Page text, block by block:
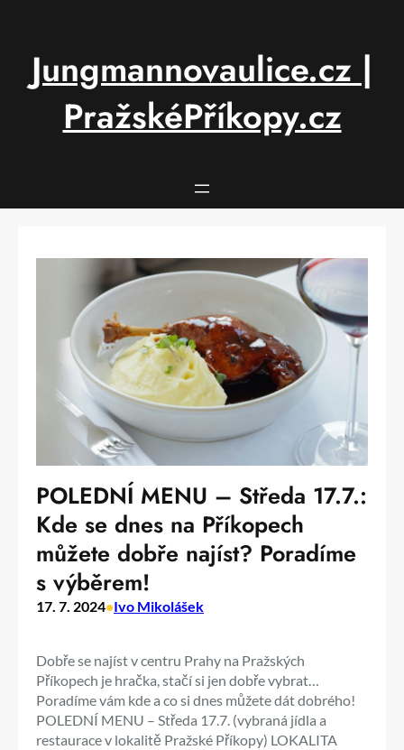
Jungmannovaulice.cz |
PražskéPříkopy.cz
POLEDNÍ MENU – Středa 17.7.:
Kde se dnes na Příkopech
můžete dobře najíst? Poradíme
s výběrem!
17. 7. 2024•Ivo Mikolášek
Dobře se najíst v centru Prahy na Pražských
Příkopech je hračka, stačí si jen dobře vybrat…
Poradíme vám kde a co si dnes můžete dát dobrého!
POLEDNÍ MENU – Středa 17.7. (vybraná jídla a
restaurace v lokalitě Pražské Příkopy) LOKALITA